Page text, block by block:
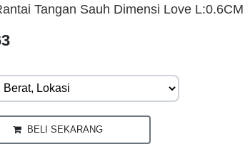
Tangan Sauh Dimensi Love L:0.6CM
BELI SEKARANG